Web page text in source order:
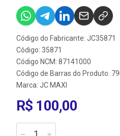
Código do Fabricante: JC35871
Código: 35871
Código NCM: 87141000
Código de Barras do Produto:
Marca: JC MAXI
R$ 100,00